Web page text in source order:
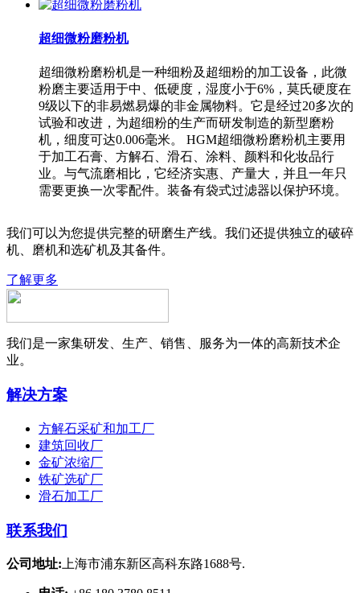
超细微粉磨粉机
超细微粉磨粉机是一种细粉及超细粉的加工设备，此微
粉磨主要适用于中、低硬度，湿度小于6%，莫氏硬度在
9级以下的非易燃易爆的非金属物料。它是经过20多次的
试验和改进，为超细粉的生产而研发制造的新型磨粉
机，细度可达0.006毫米。 HGM超细微粉磨粉机主要用
于加工石膏、方解石、滑石、涂料、颜料和化妆品行
业。与气流磨相比，它经济实惠、产量大，并且一年只
需要更换一次零配件。装备有袋式过滤器以保护环境。
我们可以为您提供完整的研磨生产线。我们还提供独立的破碎
机、磨机和选矿机及其备件。
了解更多
我们是一家集研发、生产、销售、服务为一体的高新技术企
业。
解决方案
方解石采矿和加工厂
建筑回收厂
金矿浓缩厂
铁矿选矿厂
滑石加工厂
联系我们
公司地址: 上海市浦东新区高科东路1688号.